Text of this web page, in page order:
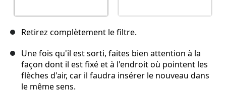
Retirez complètement le filtre.
Une fois qu'il est sorti, faites bien attention à la
façon dont il est fixé et à l'endroit où pointent les
flèches d'air, car il faudra insérer le nouveau dans
le même sens.